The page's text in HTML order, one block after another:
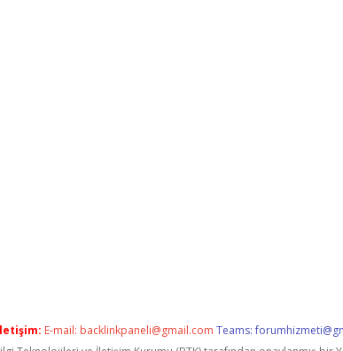
E-mail: backlinkpaneli@gmail.com Teams: